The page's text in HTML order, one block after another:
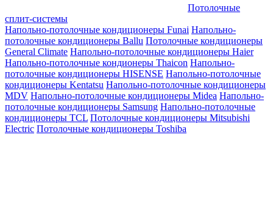
Потолочные
сплит-системы
Напольно-потолочные кондиционеры Funai Напольно-
потолочные кондиционеры Ballu Потолочные кондиционеры
General Climate Напольно-потолочные кондиционеры Haier
Напольно-потолочные кондионеры Thaicon Напольно-
потолочные кондиционеры HISENSE Напольно-потолочные
кондиционеры Kentatsu Напольно-потолочные кондиционеры
MDV Напольно-потолочные кондиционеры Midea Напольно-
потолочные кондиционеры Samsung Напольно-потолочные
кондиционеры TCL Потолочные кондиционеры Mitsubishi
Electric Потолочные кондиционеры Toshiba